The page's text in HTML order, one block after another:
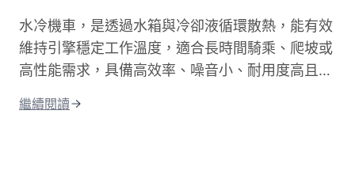
水冷機車，是透過水箱與冷卻液循環散熱，能有效
維持引擎穩定工作溫度，適合長時間騎乘、爬坡或
高性能需求，具備高效率、噪音小、耐用度高且更
佳，能減少熱衰竭。這篇文章將從水冷引擎的運作
繼續閱讀